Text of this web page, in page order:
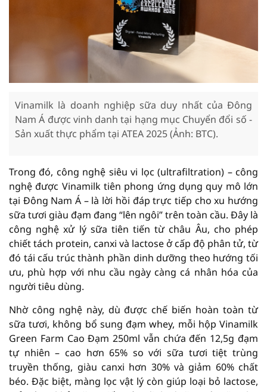
Vinamilk là doanh nghiệp sữa duy nhất của Đông
Nam Á được vinh danh tại hạng mục Chuyển đổi số -
Sản xuất thực phẩm tại ATEA 2025 (Ảnh: BTC).
Trong đó, công nghệ siêu vi lọc (ultrafiltration) – công
nghệ được Vinamilk tiên phong ứng dụng quy mô lớn
tại Đông Nam Á – là lời hồi đáp trực tiếp cho xu hướng
sữa tươi giàu đạm đang “lên ngôi” trên toàn cầu. Đây là
công nghệ xử lý sữa tiên tiến từ châu Âu, cho phép
chiết tách protein, canxi và lactose ở cấp độ phân tử, từ
đó tái cấu trúc thành phần dinh dưỡng theo hướng tối
ưu, phù hợp với nhu cầu ngày càng cá nhân hóa của
người tiêu dùng.
Nhờ công nghệ này, dù được chế biến hoàn toàn từ
sữa tươi, không bổ sung đạm whey, mỗi hộp Vinamilk
Green Farm Cao Đạm 250ml vẫn chứa đến 12,5g đạm
tự nhiên – cao hơn 65% so với sữa tươi tiệt trùng
truyền thống, giàu canxi hơn 30% và giảm 60% chất
béo. Đặc biệt, màng lọc vật lý còn giúp loại bỏ lactose,